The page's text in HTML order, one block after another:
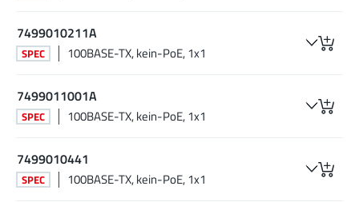
7499010211A
SPEC 100BASE-TX, kein-PoE, 1x1
7499011001A
SPEC 100BASE-TX, kein-PoE, 1x1
7499010441
SPEC 100BASE-TX, kein-PoE, 1x1